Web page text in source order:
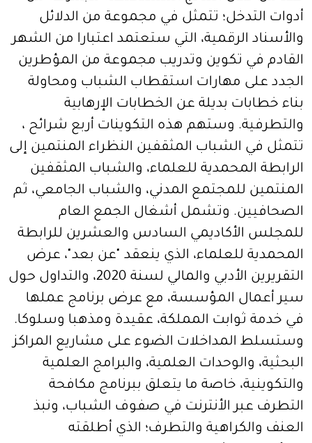
أدوات التدخل؛ تتمثل في مجموعة من الدلائل
والأسناد الرقمية، التي ستعتمد اعتبارا من الشهر
القادم في تكوين وتدريب مجموعة من المؤطرين
الجدد على مهارات استقطاب الشباب ومحاولة
بناء خطابات بديلة عن الخطابات الإرهابية
والتطرفية. وستهم هذه التكوينات أربع شرائح ،
تتمثل في الشباب المثقفين النظراء المنتمين إلى
الرابطة المحمدية للعلماء، والشباب المثقفين
المنتمين للمجتمع المدني، والشباب الجامعي، ثم
الصحافيين. وتشمل أشغال الجمع العام
للمجلس الأكاديمي السادس والعشرين للرابطة
المحمدية للعلماء، الذي ينعقد "عن بعد"، عرض
التقريرين الأدبي والمالي لسنة 2020، والتداول حول
سير أعمال المؤسسة، مع عرض برنامج عملها
في خدمة ثوابت المملكة، عقيدة ومذهبا وسلوكا.
وستسلط المداخلات الضوء على مشاريع المراكز
البحثية، والوحدات العلمية، والبرامج العلمية
والتكوينية، خاصة ما يتعلق ببرنامج مكافحة
التطرف عبر الأنترنت في صفوف الشباب، ونبذ
العنف والكراهية والتطرف؛ الذي أطلقته